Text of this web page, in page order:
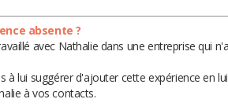
absente ?
avec Nathalie dans une entreprise qui
à lui suggérer d'ajouter cette expérience en
à vos contacts.